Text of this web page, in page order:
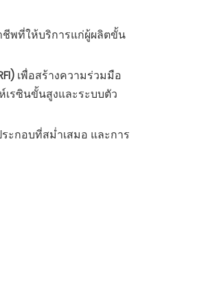
ชีพที่ให้บริการแก่ผู้ผลิตขั้น
เพื่อสร้างความร่วมมือ
เรซินขั้นสูงและระบบตัว
กอบที่สม่ำเสมอ และการ